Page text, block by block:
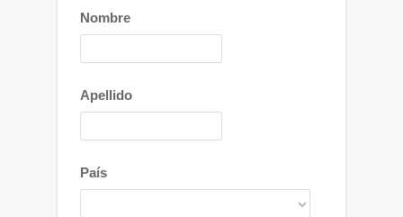
Nombre
Apellido
País